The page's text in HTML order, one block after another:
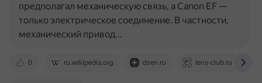
0 ru.wikipedia.org dzen.ru lens-club.ru
предполагал механическую связь, а Canon EF —
только электрическое соединение. В частности,
механический привод…